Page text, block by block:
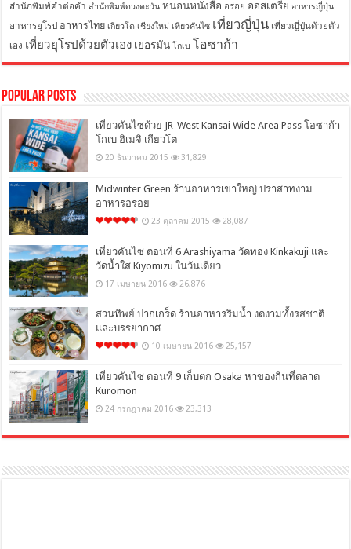
สำนักพิมพ์คำต่อคำ สำนักพิมพ์ดวงตะวัน หนอนหนังสือ อร่อย ออสเตรีย อาหารญี่ปุ่น
อาหารยุโรป อาหารไทย เกียวโต เชียงใหม่ เที่ยวคันไซ เที่ยวญี่ปุ่น เที่ยวญี่ปุ่นด้วยตัว
เอง เที่ยวยุโรปด้วยตัวเอง เยอรมัน โกเบ โอซาก้า
Popular Posts
เที่ยวคันไซด้วย JR-West Kansai Wide Area Pass โอซาก้า
โกเบ ฮิเมจิ เกียวโต
20 ธันวาคม 2015 31,829
Midwinter Green ร้านอาหารเขาใหญ่ ปราสาทงาม
อาหารอร่อย
23 ตุลาคม 2015 28,087
เที่ยวคันไซ ตอนที่ 6 Arashiyama วัดทอง Kinkakuji และ
วัดน้ำใส Kiyomizu ในวันเดียว
17 เมษายน 2016 26,876
สวนทิพย์ ปากเกร็ด ร้านอาหารริมน้ำ งดงามทั้งรสชาติ
และบรรยากาศ
10 เมษายน 2016 25,157
เที่ยวคันไซ ตอนที่ 9 เก็บตก Osaka หาของกินที่ตลาด
Kuromon
24 กรกฎาคม 2016 23,313